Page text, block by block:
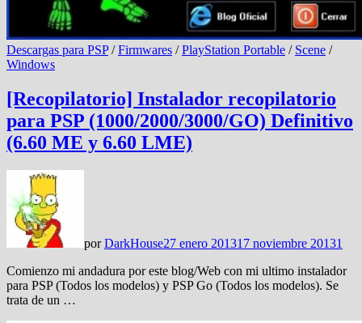
Descargas para PSP/Firmwares /PlayStation Portable / Scene /
Windows
[Recopilatorio] Instalador recopilatorio
para PSP (1000/2000/3000/GO) Definitivo
(6.60 ME y 6.60 LME)
porDarkHouse27 enero 201317 noviembre 20131
Comienzo mi andadura por este blog/Web con mi ultimo instalador
para PSP (Todos los modelos) y PSP Go (Todos los modelos). Se
trata de un …